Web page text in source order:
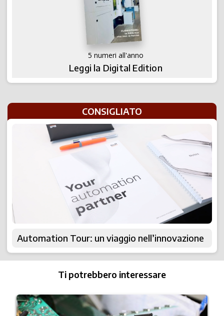
5 numeri all'anno
Leggi la Digital Edition
CONSIGLIATO
Automation Tour: un viaggio nell’innovazione
Ti potrebbero interessare